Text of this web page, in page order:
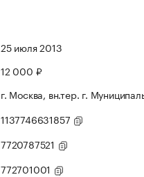
25 июля 2013
12 000 ₽
г. Москва, вн.тер. г.
1137746631857
7720787521
772701001